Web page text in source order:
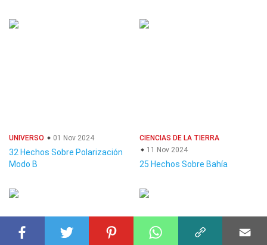
UNIVERSO 01 Nov 2024
32 Hechos Sobre Polarización
Modo B
CIENCIAS DE LA TIERRA
11 Nov 2024
25 Hechos Sobre Bahía